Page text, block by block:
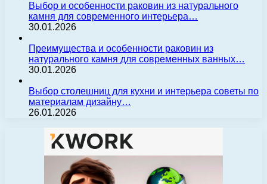
Выбор и особенности раковин из натурального
камня для современного интерьера…
30.01.2026
Преимущества и особенности раковин из
натурального камня для современных ванных…
30.01.2026
Выбор столешниц для кухни и интерьера советы по
материалам дизайну…
26.01.2026